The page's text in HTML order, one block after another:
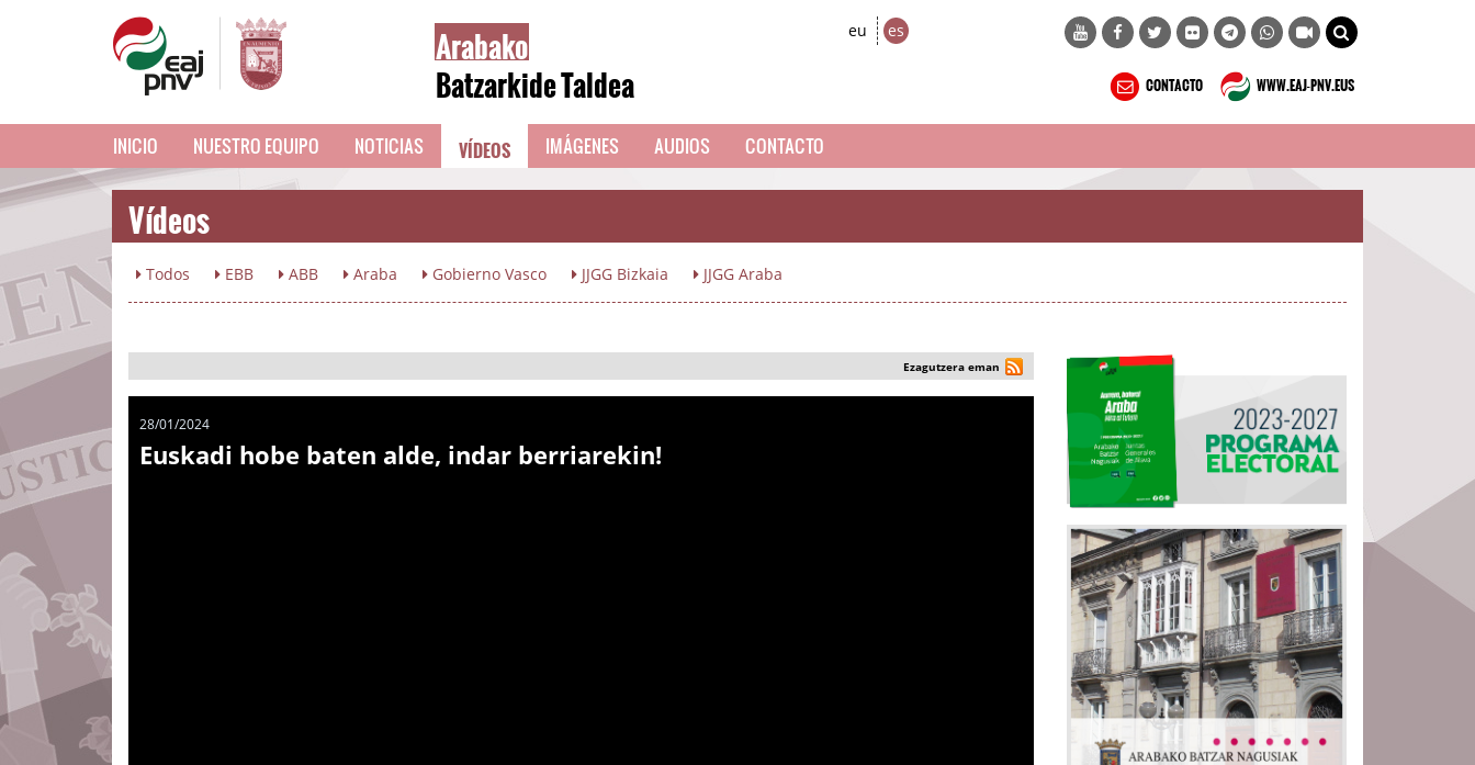
Arabako
Batzarkide Taldea
eu es
CONTACTO WWW.EAJ-PNV.EUS
INICIO NUESTRO EQUIPO NOTICIAS VÍDEOS IMÁGENES AUDIOS CONTACTO
Vídeos
Todos EBB ABB Araba Gobierno Vasco JJGG Bizkaia JJGG Araba
Ezagutzera eman
28/01/2024
Euskadi hobe baten alde, indar berriarekin!